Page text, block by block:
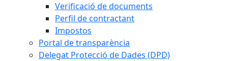
Verificació de documents
Perfil de contractant
Impostos
Portal de transparència
Delegat Protecció de Dades (DPD)